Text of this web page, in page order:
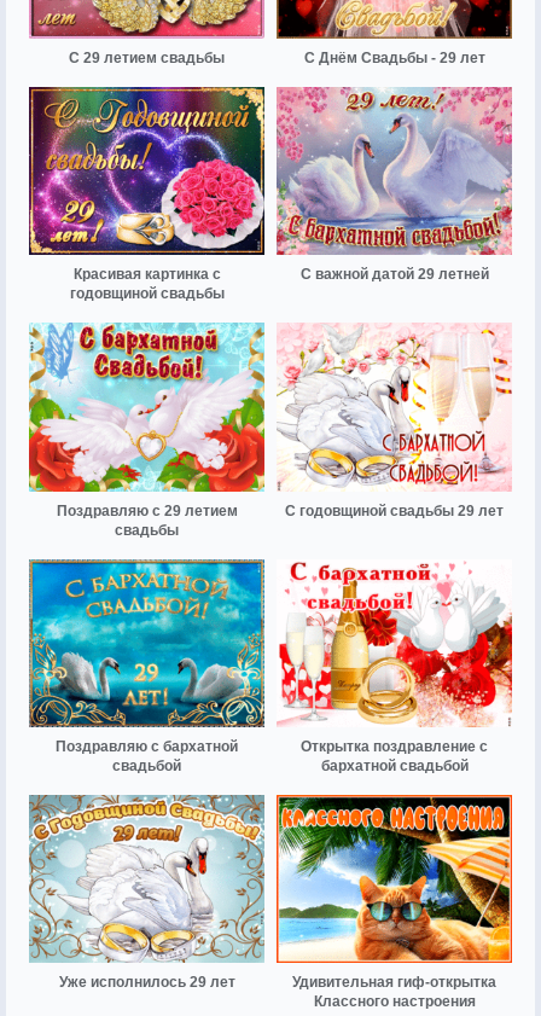
С 29 летием свадьбы С Днём Свадьбы - 29 лет
Красивая картинка с
годовщиной свадьбы
С важной датой 29 летней
Поздравляю с 29 летием
свадьбы
С годовщиной свадьбы 29 лет
Поздравляю с бархатной
свадьбой
Открытка поздравление с
бархатной свадьбой
Уже исполнилось 29 лет
Удивительная гиф-открытка
Классного настроения